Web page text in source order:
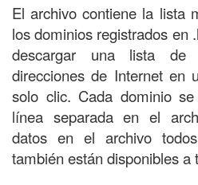
El archivo contiene la lista
los dominios registrados en
descargar una lista de
direcciones de Internet en
solo clic. Cada dominio
línea separada en el
datos en el archivo
también están disponibles a